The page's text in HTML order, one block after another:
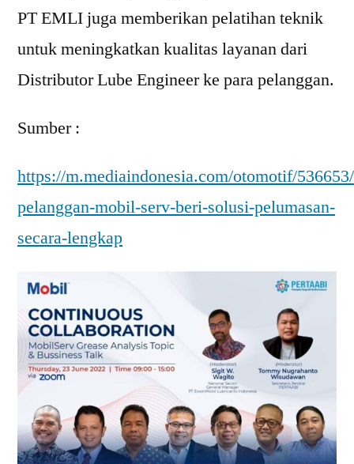
PT EMLI juga memberikan pelatihan teknik
untuk meningkatkan kualitas layanan dari
Distributor Lube Engineer ke para pelanggan.
Sumber :
https://m.mediaindonesia.com/otomotif/
pelanggan-mobil-serv-beri-solusi-pelumasan-
secara-lengkap